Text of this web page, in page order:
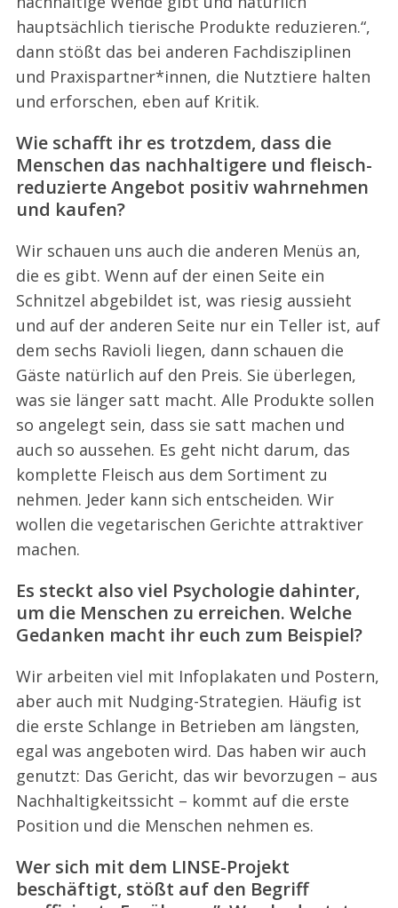
hauptsächlich tierische Produkte reduzieren.“,
dann stößt das bei anderen Fachdisziplinen
und Praxispartner*innen, die Nutztiere halten
und erforschen, eben auf Kritik.
Wie schafft ihr es trotzdem, dass die
Menschen das nachhaltigere und fleisch-
reduzierte Angebot positiv wahrnehmen
und kaufen?
Wir schauen uns auch die anderen Menüs an,
die es gibt. Wenn auf der einen Seite ein
Schnitzel abgebildet ist, was riesig aussieht
und auf der anderen Seite nur ein Teller ist, auf
dem sechs Ravioli liegen, dann schauen die
Gäste natürlich auf den Preis. Sie überlegen,
was sie länger satt macht. Alle Produkte sollen
so angelegt sein, dass sie satt machen und
auch so aussehen. Es geht nicht darum, das
komplette Fleisch aus dem Sortiment zu
nehmen. Jeder kann sich entscheiden. Wir
wollen die vegetarischen Gerichte attraktiver
machen.
Es steckt also viel Psychologie dahinter,
um die Menschen zu erreichen. Welche
Gedanken macht ihr euch zum Beispiel?
Wir arbeiten viel mit Infoplakaten und Postern,
aber auch mit Nudging-Strategien. Häufig ist
die erste Schlange in Betrieben am längsten,
egal was angeboten wird. Das haben wir auch
genutzt: Das Gericht, das wir bevorzugen – aus
Nachhaltigkeitssicht – kommt auf die erste
Position und die Menschen nehmen es.
Wer sich mit dem LINSE-Projekt
beschäftigt, stößt auf den Begriff